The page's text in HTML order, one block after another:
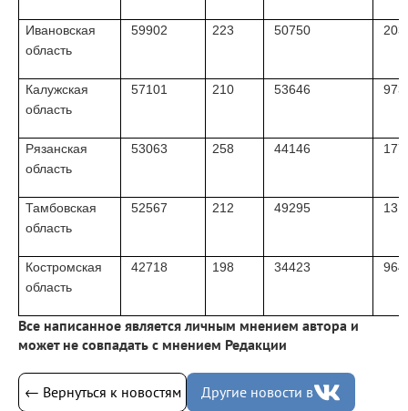
Ивановская
область
59902 223 50750
Калужская
область
57101 210 53646 973
Рязанская
область
53063 258 44146
Тамбовская
область
52567 212 49295
Костромская
область
42718 198 34423 964
Все написанное является личным мнением автора и
может не совпадать с мнением Редакции
← Вернуться к новостям Другие новости в